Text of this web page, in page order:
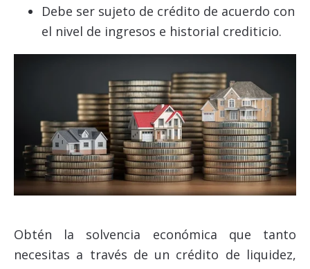
Debe ser sujeto de crédito de acuerdo con
el nivel de ingresos e historial crediticio.
Obtén la solvencia económica que tanto
necesitas a través de un crédito de liquidez,